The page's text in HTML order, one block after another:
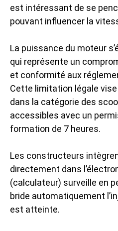
est intéressant de se
pouvant influencer la
La puissance du moteur
qui représente un
et conformité aux
Cette limitation légale
dans la catégorie des
accessibles avec un
formation de 7 heures.
Les constructeurs
directement dans
(calculateur) surveille en
bride automatiquement
est atteinte.